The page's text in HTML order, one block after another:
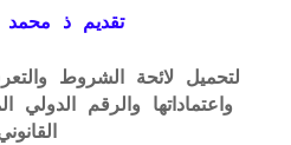
تقديم ذ محمد
لتحميل لائحة الشروط